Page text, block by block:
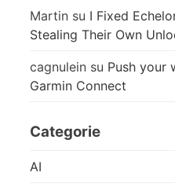
Martin su I Fixed
Stealing Their Own
cagnulein su Push your
Garmin Connect
Categorie
AI